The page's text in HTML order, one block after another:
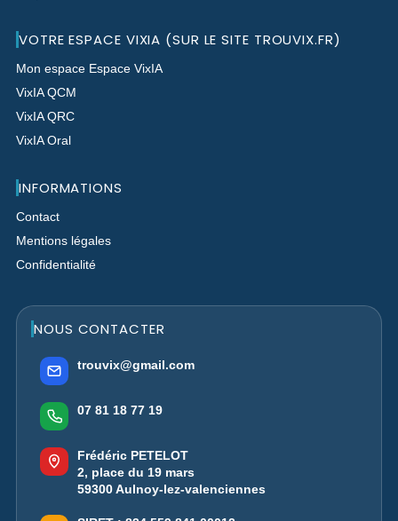
VOTRE ESPACE VIXIA (SUR LE SITE TROUVIX.FR)
Mon espace Espace VixIA
VixIA QCM
VixIA QRC
VixIA Oral
INFORMATIONS
Contact
Mentions légales
Confidentialité
NOUS CONTACTER
trouvix@gmail.com
07 81 18 77 19
Frédéric PETELOT
2, place du 19 mars
59300 Aulnoy-lez-valenciennes